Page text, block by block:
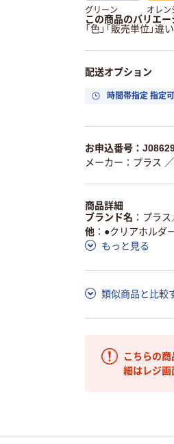
グリーン オレン
この商品のバリエー
「色」「販売単位」
配送オプション
時間帯指定 指定可
お申込番号：
メーカー：プラス
商品詳細
ブランド名
プラス
他
●クリアホルダ
もっと見る
類似商品と比較
こちらの
細はレジ画